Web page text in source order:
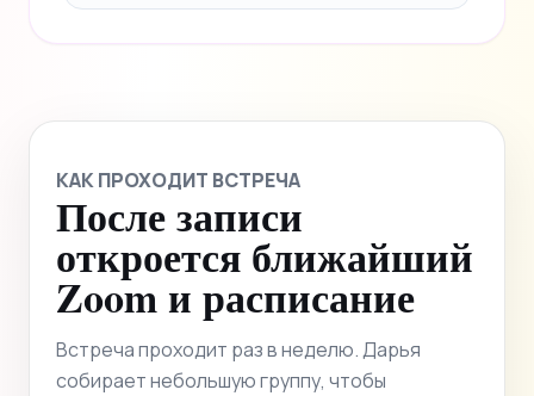
КАК ПРОХОДИТ ВСТРЕЧА
После записи
откроется ближайший
Zoom и расписание
Встреча проходит раз в неделю. Дарья
собирает небольшую группу, чтобы